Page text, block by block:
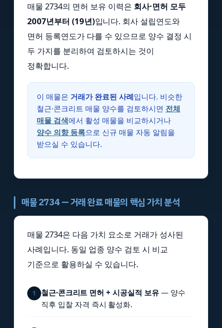
매물 2734의 면허 보유 이력은 회사·면허 모두
2007년부터 (19년)입니다. 회사 설립연도와
면허 등록연도가 다를 수 있으므로 양수 결정 시
두 가지를 분리하여 검토하시는 것이
정확합니다.
이 매물은 거래가 완료된 사례입니다. 비슷한
철근·콘크리트 매물 양수를 검토하시면 전체
매물 검색에서 활성 매물을 비교하시거나
양수 의향 등록으로 신규 매물 자동 알림을
받으실 수 있습니다.
매물 2734 — 거래 완료 매물의 핵심 가치 분석
매물 2734은 다음 가치 요소로 거래가 성사된
사례입니다. 동일 업종 양수 검토 시 비교
기준으로 활용하실 수 있습니다.
1 철근·콘크리트 면허 + 시공실적 보유— 양수
직후 입찰 자격 즉시 활성화.